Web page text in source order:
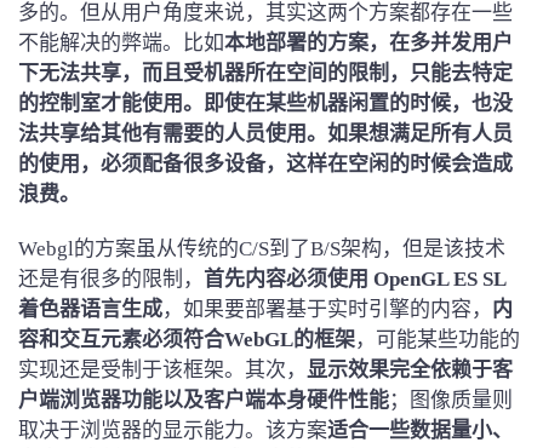
多的。但从用户角度来说，其实这两个方案都存在一些
不能解决的弊端。比如本地部署的方案，在多并发用户
下无法共享，而且受机器所在空间的限制，只能去特定
的控制室才能使用。即使在某些机器闲置的时候，也没
法共享给其他有需要的人员使用。如果想满足所有人员
的使用，必须配备很多设备，这样在空闲的时候会造成
浪费。
Webgl的方案虽从传统的C/S到了B/S架构，但是该技术
还是有很多的限制， 首先内容必须使用 OpenGL ES SL
着色器语言生成，如果要部署基于实时引擎的内容，
内
容和交互元素必须符合WebGL的框架，可能某些功能的
实现还是受制于该框架。其次， 显示效果完全依赖于客
户端浏览器功能以及客户端本身硬件性能；图像质量则
取决于浏览器的显示能力。该方案适合一些数据量小、